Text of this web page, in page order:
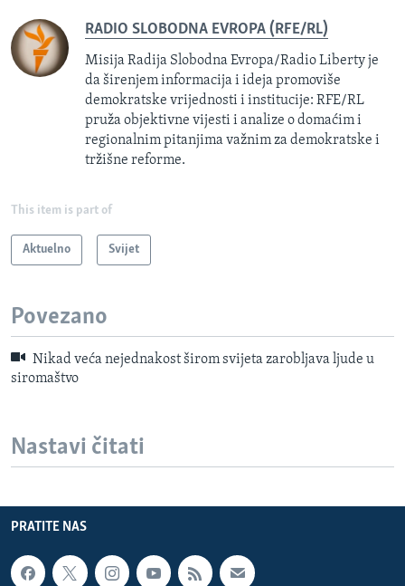
RADIO SLOBODNA EVROPA (RFE/RL)
Misija Radija Slobodna Evropa/Radio Liberty je
da širenjem informacija i ideja promoviše
demokratske vrijednosti i institucije: RFE/RL
pruža objektivne vijesti i analize o domaćim i
regionalnim pitanjima važnim za demokratske i
tržišne reforme.
This item is part of
Aktuelno Svijet
Povezano
Nikad veća nejednakost širom svijeta zarobljava ljude u
siromaštvo
Nastavi čitati
PRATITE NAS